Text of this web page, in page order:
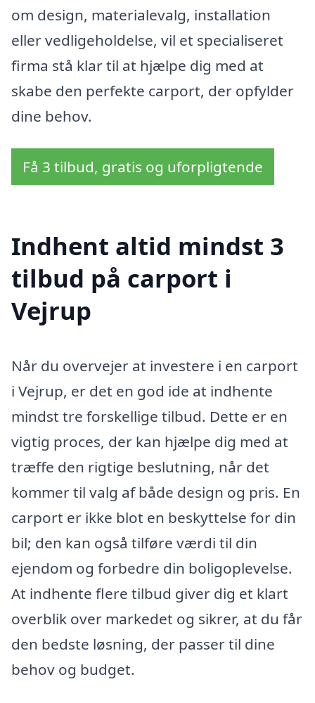
om design, materialevalg, installation
eller vedligeholdelse, vil et specialiseret
firma stå klar til at hjælpe dig med at
skabe den perfekte carport, der opfylder
dine behov.
Få 3 tilbud, gratis og uforpligtende
Indhent altid mindst 3
tilbud på carport i
Vejrup
Når du overvejer at investere i en carport
i Vejrup, er det en god ide at indhente
mindst tre forskellige tilbud. Dette er en
vigtig proces, der kan hjælpe dig med at
træffe den rigtige beslutning, når det
kommer til valg af både design og pris. En
carport er ikke blot en beskyttelse for din
bil; den kan også tilføre værdi til din
ejendom og forbedre din boligoplevelse.
At indhente flere tilbud giver dig et klart
overblik over markedet og sikrer, at du får
den bedste løsning, der passer til dine
behov og budget.